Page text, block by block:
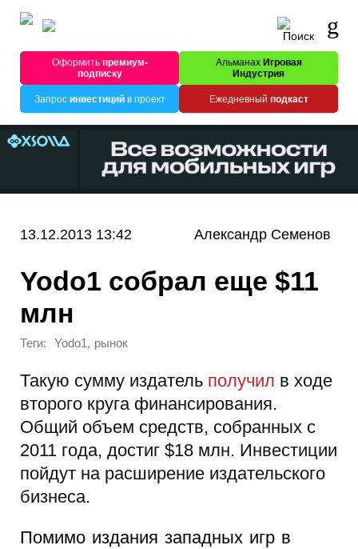
Оформитьпремиум-
подписку
Альманах Игровая
Индустрия
Запрос инвестицийв проект Ежедневный подкаст
13.12.2013 13:42 Александр Семенов
Yodo1 собрал еще $11
млн
Теги: Yodo1, рынок
Такую сумму издатель получил в ходе
второго круга финансирования.
Общий объем средств, собранных с
2011 года, достиг $18 млн. Инвестиции
пойдут на расширение издательского
бизнеса.
Помимо издания западных игр в